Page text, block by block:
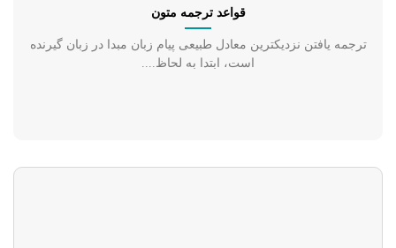
قواعد ترجمه متون
ترجمه یافتن نزدیکترین معادل طبیعی پیام زبان مبدا در زبان گیرنده
است، ابتدا به لحاظ....